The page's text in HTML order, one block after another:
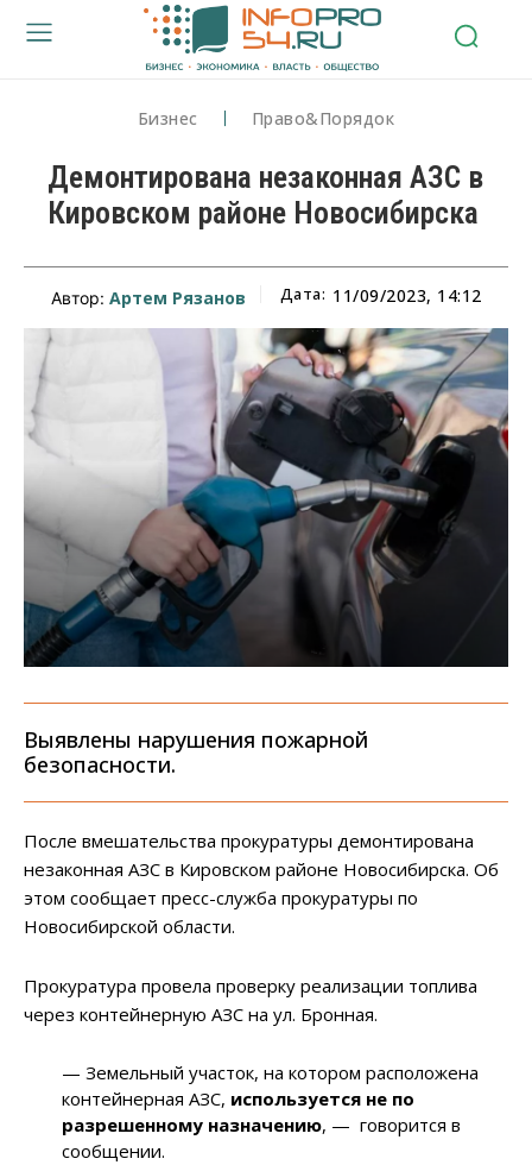
Бизнес Право&Порядок
Демонтирована незаконная АЗС в
Кировском районе Новосибирска
Автор: Артем Рязанов Дата: 11/09/2023, 14:12
Выявлены нарушения пожарной
безопасности.
После вмешательства прокуратуры демонтирована
незаконная АЗС в Кировском районе Новосибирска. Об
этом сообщает пресс-служба прокуратуры по
Новосибирской области.
Прокуратура провела проверку реализации топлива
через контейнерную АЗС на ул. Бронная.
— Земельный участок, на котором расположена
контейнерная АЗС, используется не по
разрешенному назначению, — говорится в
сообщении.